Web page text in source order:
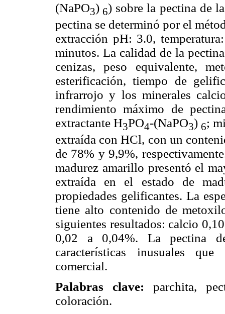
(NaPO3) 6) sobre la pectina de
pectina se determinó por el
extracción pH: 3.0,
minutos. La calidad de la
cenizas, peso equivalente,
esterificación, tiempo de
infrarrojo y los minerales
rendimiento máximo de
extractante H3PO4-(NaPO3) 6;
extraída con HCl, con un
de 78% y 9,9%,
madurez amarillo presentó el
extraída en el estado de
propiedades gelificantes. La
tiene alto contenido de
siguientes resultados: calcio
0,02 a 0,04%. La pectina
características inusuales
comercial.
Palabras clave: parchita,
coloración.